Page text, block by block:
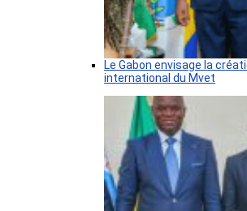
Le Gabon envisage la
international du Mvet